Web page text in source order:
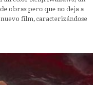
obras pero que no deja a
film, caracterizándose